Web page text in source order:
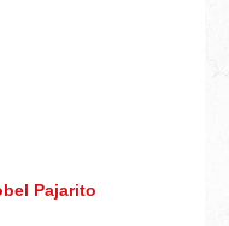
Pajarito